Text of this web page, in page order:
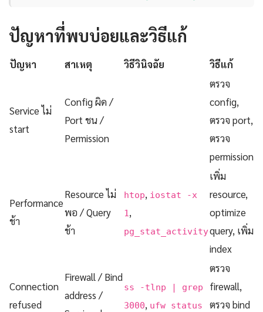
ปัญหาที่พบบ่อยและวิธีแก้
ปัญหา สาเหตุ วิธีวินิจฉัย วิธีแก้
Service ไม่
start
Config ผิด /
Port ชน /
Permission
ตรวจ
config,
ตรวจ port,
ตรวจ
permission
Performance
ช้า
Resource ไม่
พอ / Query
ช้า
htop, iostat -x
1 ,
pg_stat_activity
เพิ่ม
resource,
optimize
query, เพิ่ม
index
Connection
refused
Firewall / Bind
address /
ss -tlnp | grep
3000, ufw status
ตรวจ
firewall,
ตรวจ bind